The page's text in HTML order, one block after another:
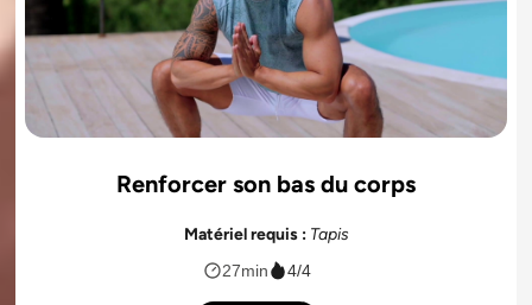
Renforcer son bas du corps
Matériel requis :Tapis
27min 4/4